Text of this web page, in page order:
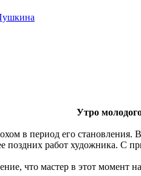
Утро
в период его становления.
поздних работ художника.
что мастер в этот момент